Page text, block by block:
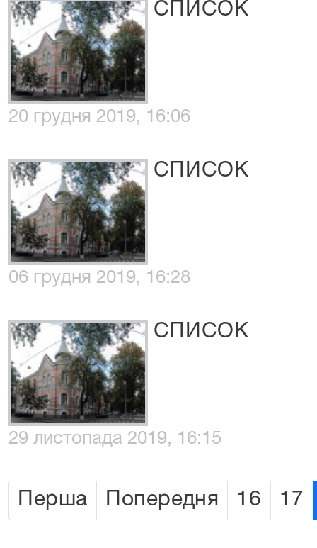
СПИСОК
20 грудня 2019, 16:06
СПИСОК
06 грудня 2019, 16:28
СПИСОК
29 листопада 2019, 16:15
Перша Попередня 16 17